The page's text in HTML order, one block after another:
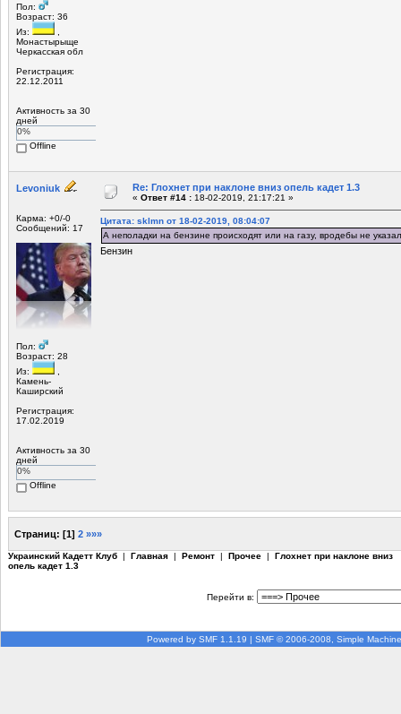
Пол:
Возраст: 36
Из:
Монастырыще
Черкасская обл
Регистрация:
22.12.2011
Активность за 30
дней
0%
Offline
Levoniuk
Карма: +0/-0
Сообщений: 17
Пол:
Возраст: 28
Из:
Камень-
Каширский
Регистрация:
17.02.2019
Активность за 30
дней
0%
Offline
Re: Глохнет при наклоне вниз опель кадет 1.3
« Ответ #14 : 18-02-2019, 21:17:21 »
Цитата: sklmn от 18-02-2019, 08:04:07
А неполадки на бензине происходят или на газу, вродебы не
Бензин
Страниц: [1] 2 »»»
Украинский Кадетт Клуб | Главная | Ремонт | Прочее | Глохнет при наклоне вниз
опель кадет 1.3
Перейти в:
Powered by SMF 1.1.19 | SMF © 2006-2008, Simple